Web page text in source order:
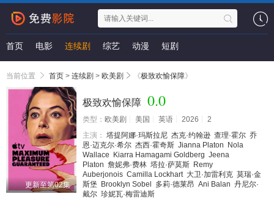
首页 电影 连续剧 综艺 动漫 短剧
当前位置 首页 > 连续剧 > 欧美剧 《极致欢愉保障》
更新至第02集
极致欢愉保障 0.0
类型： 欧美剧 美国 英语 2026
2
主演： 塔提阿娜·玛斯拉尼 杰克·约翰逊 查理·霍尔 乔
恩·迈克尔·希尔 杰西·霍奇斯 Jianna Platon
Nola
Wallace
Kiarra Hamagami Goldberg Jeena
Platon 詹妮弗·费林 塔拉·萨莫斯 Remy
Auberjonois Camilla Lockhart 大卫·加雷利克 莫瑞·金
斯堡 Brooklyn Sobel 多莉·德莱昂 Ani Balan 丹尼尔·
戴尔 珍妮瓦·梅雷迪斯